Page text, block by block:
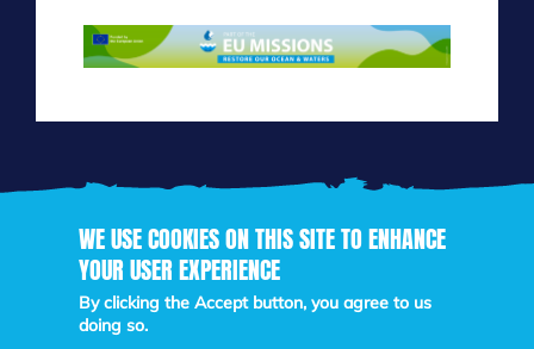
WE USE COOKIES ON THIS SITE TO ENHANCE
YOUR USER EXPERIENCE
By clicking the Accept button, you agree to us
doing so.
Skip
to